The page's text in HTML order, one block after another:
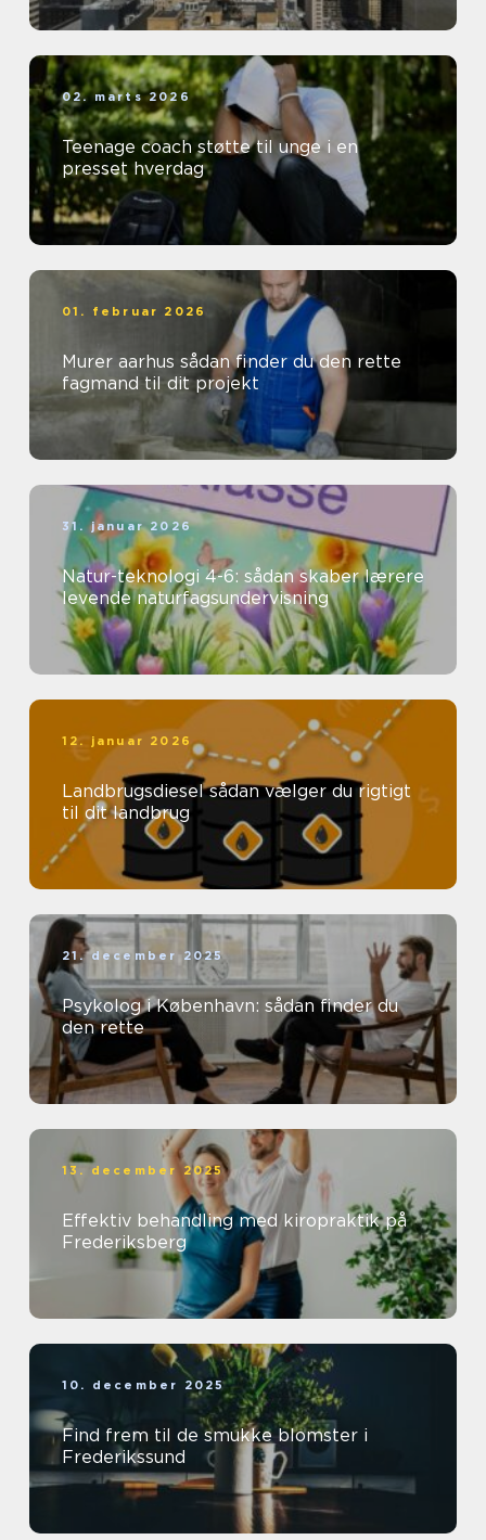
02. marts 2026
Teenage coach støtte til unge i en
presset hverdag
01. februar 2026
Murer aarhus sådan finder du den rette
fagmand til dit projekt
31. januar 2026
Natur-teknologi 4-6: sådan skaber lærere
levende naturfagsundervisning
12. januar 2026
Landbrugsdiesel sådan vælger du rigtigt
til dit landbrug
21. december 2025
Psykolog i København: sådan finder du
den rette
13. december 2025
Effektiv behandling med kiropraktik på
Frederiksberg
10. december 2025
Find frem til de smukke blomster i
Frederikssund